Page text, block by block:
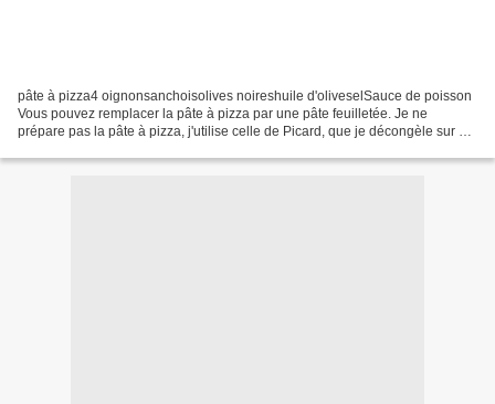
pâte à pizza4 oignonsanchoisolives noireshuile d'oliveselSauce de poisson
Vous pouvez remplacer la pâte à pizza par une pâte feuilletée. Je ne
prépare pas la pâte à pizza, j'utilise celle de Picard, que je décongèle sur un